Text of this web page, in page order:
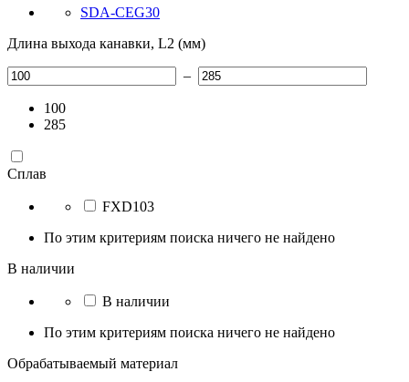
SDA-CEG30
Длина выхода канавки, L2 (мм)
–
100
285
Сплав
FXD103
По этим критериям поиска ничего не найдено
В наличии
В наличии
По этим критериям поиска ничего не найдено
Обрабатываемый материал